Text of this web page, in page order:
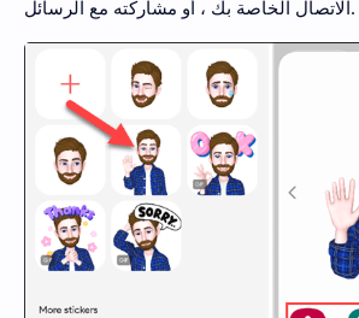
الاتصال الخاصة بك ، أو مشاركته مع الرسائل.